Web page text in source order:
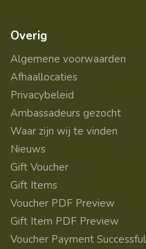
Overig
Algemene voorwaarden
Afhaallocaties
Privacybeleid
Ambassadeurs gezocht
Waar zijn wij te vinden
Nieuws
Gift Voucher
Gift Items
Voucher PDF Preview
Gift Item PDF Preview
Voucher Payment Successful